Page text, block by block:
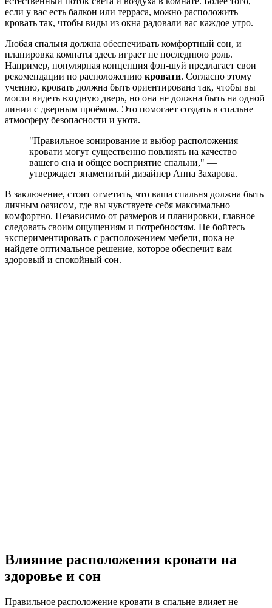
если у вас есть балкон или терраса, можно расположить
кровать так, чтобы виды из окна радовали вас каждое утро.
Любая спальня должна обеспечивать комфортный сон, и
планировка комнаты здесь играет не последнюю роль.
Например, популярная концепция фэн-шуй предлагает свои
рекомендации по расположению кровати. Согласно этому
учению, кровать должна быть ориентирована так, чтобы вы
могли видеть входную дверь, но она не должна быть на одной
линии с дверным проёмом. Это помогает создать в спальне
атмосферу безопасности и уюта.
"Правильное зонирование и выбор расположения
кровати могут существенно повлиять на качество
вашего сна и общее восприятие спальни," —
утверждает знаменитый дизайнер Анна Захарова.
В заключение, стоит отметить, что ваша спальня должна быть
личным оазисом, где вы чувствуете себя максимально
комфортно. Независимо от размеров и планировки, главное —
следовать своим ощущениям и потребностям. Не бойтесь
экспериментировать с расположением мебели, пока не
найдете оптимальное решение, которое обеспечит вам
здоровый и спокойный сон.
Влияние расположения кровати на
здоровье и сон
Правильное расположение кровати в спальне влияет не